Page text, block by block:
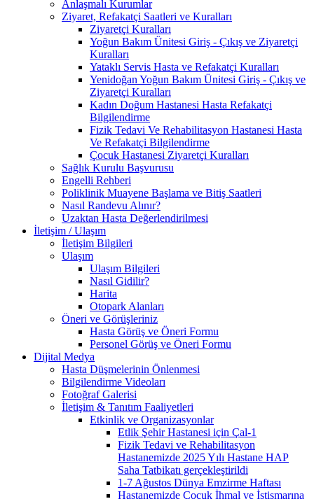
Anlaşmalı Kurumlar
Ziyaret, Refakatçi Saatleri ve Kuralları
Ziyaretçi Kuralları
Yoğun Bakım Ünitesi Giriş - Çıkış ve Ziyaretçi
Kuralları
Yataklı Servis Hasta ve Refakatçi Kuralları
Yenidoğan Yoğun Bakım Ünitesi Giriş - Çıkış ve
Ziyaretçi Kuralları
Kadın Doğum Hastanesi Hasta Refakatçi
Bilgilendirme
Fizik Tedavi Ve Rehabilitasyon Hastanesi Hasta
Ve Refakatçi Bilgilendirme
Çocuk Hastanesi Ziyaretçi Kuralları
Sağlık Kurulu Başvurusu
Engelli Rehberi
Poliklinik Muayene Başlama ve Bitiş Saatleri
Nasıl Randevu Alınır?
Uzaktan Hasta Değerlendirilmesi
İletişim / Ulaşım
İletişim Bilgileri
Ulaşım
Ulaşım Bilgileri
Nasıl Gidilir?
Harita
Otopark Alanları
Öneri ve Görüşleriniz
Hasta Görüş ve Öneri Formu
Personel Görüş ve Öneri Formu
Dijital Medya
Hasta Düşmelerinin Önlenmesi
Bilgilendirme Videoları
Fotoğraf Galerisi
İletişim & Tanıtım Faaliyetleri
Etkinlik ve Organizasyonlar
Etlik Şehir Hastanesi için Çal-1
Fizik Tedavi ve Rehabilitasyon
Hastanemizde 2025 Yılı Hastane HAP
Saha Tatbikatı gerçekleştirildi
1-7 Ağustos Dünya Emzirme Haftası
Hastanemizde Çocuk İhmal ve İstismarına